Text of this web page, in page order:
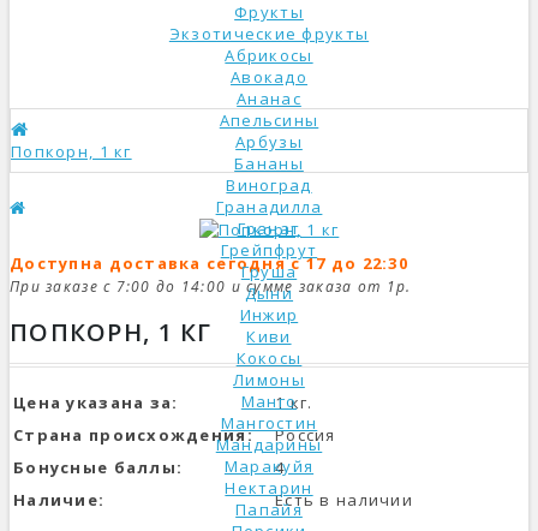
Фрукты
Экзотические фрукты
Абрикосы
Авокадо
Ананас
Апельсины
Арбузы
Бананы
Виноград
Гранадилла
Гранат
Грейпфрут
Груша
Дыни
Инжир
Киви
Кокосы
Лимоны
Манго
Мангостин
Мандарины
Маракуйя
Нектарин
Папайя
Попкорн, 1 кг
Доступна доставка сегодня с 17 до 22:30
При заказе с 7:00 до 14:00 и сумме заказа от 1р.
ПОПКОРН, 1 КГ
Цена указана за:
1 кг.
Страна происхождения:
Россия
Бонусные баллы:
4
Наличие:
Есть в наличии